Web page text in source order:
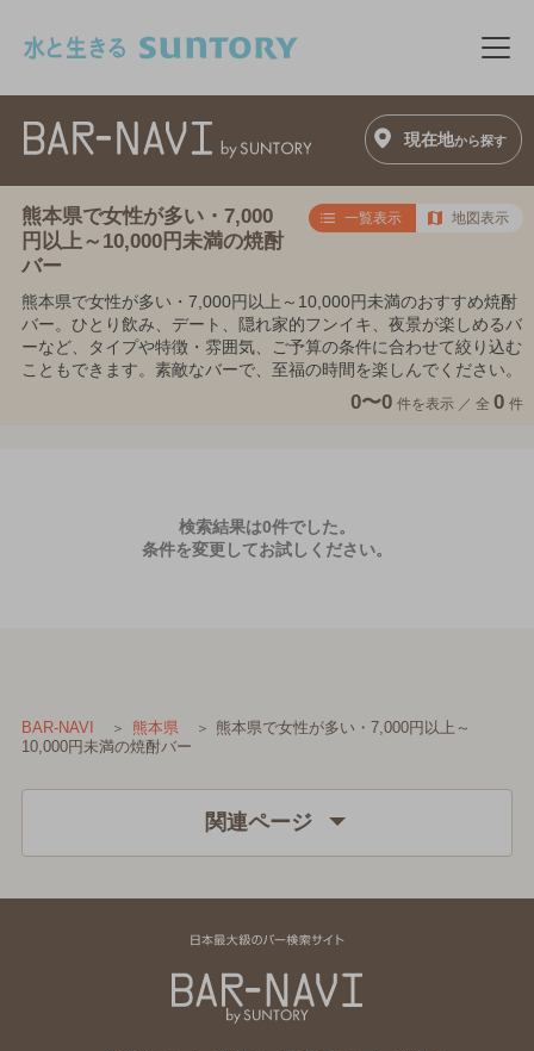
メ
現在地から探す
熊本県で女性が多い・7,000
円以上～10,000円未満の焼酎
バー
一覧表示 地図表示
熊本県で女性が多い・7,000円以上～10,000円未満のおすすめ焼酎
バー。ひとり飲み、デート、隠れ家的フンイキ、夜景が楽しめるバ
ーなど、タイプや特徴・雰囲気、ご予算の条件に合わせて絞り込む
こともできます。素敵なバーで、至福の時間を楽しんでください。
0〜0 件を表示 ／ 全 0 件
検索結果は0件でした。
条件を変更してお試しください。
BAR-NAVI 熊本県
熊本県で女性が多い・7,000円以上～
10,000円未満の焼酎バー
関連ページ